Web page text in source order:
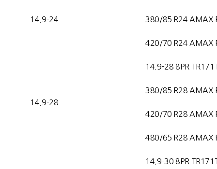
14.9-24 380/85 R24 AMAX
420/70 R24 AMAX
14.9-28
14.9-28 8PR
380/85 R28 AMAX
420/70 R28 AMAX
480/65 R28 AMAX
14.9-30 8PR